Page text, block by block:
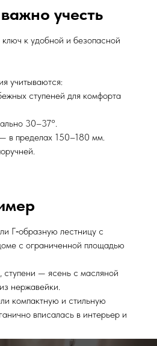
учесть
к удобной и безопасной
учитываются:
ступеней для комфорта
30–37°.
в пределах 150–180 мм.
Г‑образную лестницу с
с ограниченной площадью
— ясень с масляной
нержавейки.
компактную и стильную
вписалась в интерьер и